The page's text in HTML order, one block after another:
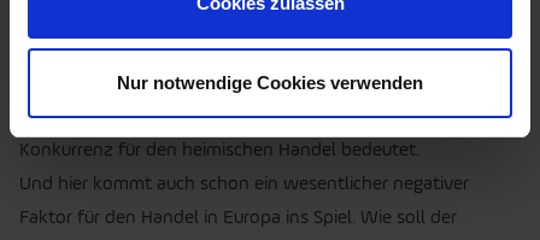
Nur notwendige Cookies verwenden
über die Seidenstraße einen attraktiven Mittelweg.
Die Schienensysteme werden dabei in Zukunft immer mehr
angeglichen – man muss zukünftig wohl nicht mehr einen
Monat auf sein Paket aus China warten, was eine zusätzliche
Konkurrenz für den heimischen Handel bedeutet.
Und hier kommt auch schon ein wesentlicher negativer
Faktor für den Handel in Europa ins Spiel. Wie soll der